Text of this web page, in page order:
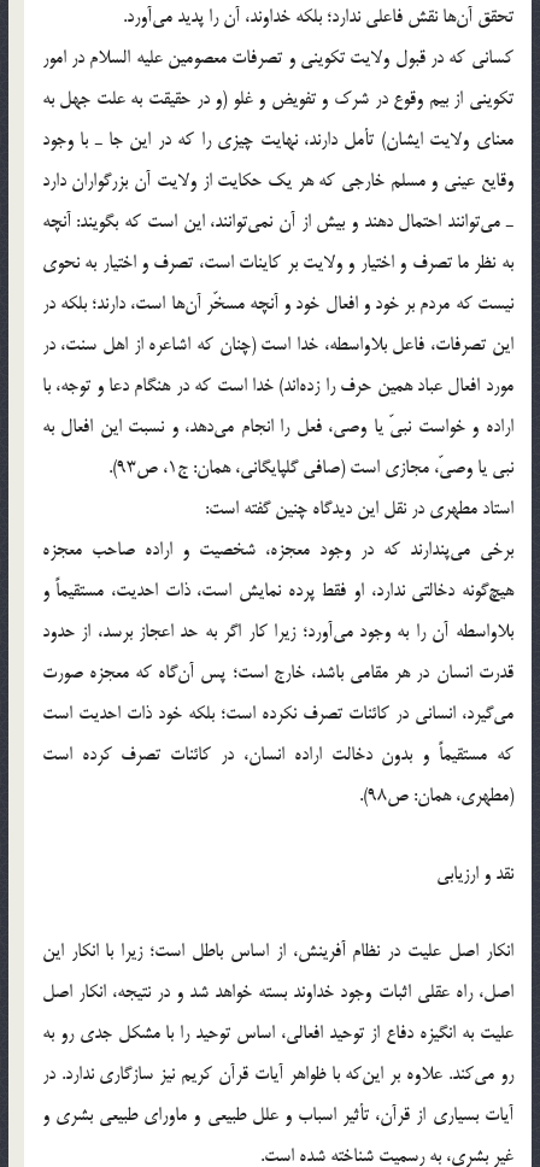
تحقق آن‌ها نقش فاعلي ندارد؛ بلكه خداوند، آن را پديد مي‌آورد.
كساني كه در قبول ولايت تكويني و تصرفات معصومين عليه السلام در امور
تكويني از بيم وقوع در شرك و تفويض و غلو (و در حقيقت به علت جهل به
معناي ولايت ايشان) تأمل دارند، نهايت چيزي را كه در اين جا ـ با وجود
وقايع عيني و مسلم خارجي كه هر يك حكايت از ولايت آن بزرگواران دارد
ـ مي‌توانند احتمال دهند و بيش از آن نمي‌توانند، اين است كه بگويند: آنچه
به نظر ما تصرف و اختيار و ولايت بر كاينات است، تصرف و اختيار به نحوي
نيست كه مردم بر خود و افعال خود و آنچه مسخّر آن‌ها است، دارند؛ بلكه در
اين تصرفات، فاعل بلاواسطه، خدا است (چنان كه اشاعره از اهل سنت، در
مورد افعال عباد همين حرف را زده‌اند) خدا است كه در هنگام دعا و توجه، با
اراده و خواست نبيّ يا وصي، فعل را انجام مي‌دهد، و نسبت اين افعال به
نبي يا وصيّ، مجازي است (صافي گلپايگاني، همان: ج1، ص93).
استاد مطهري در نقل اين ديدگاه چنين گفته است:
برخي مي‌پندارند كه در وجود معجزه، شخصيت و اراده صاحب معجزه
هيچ‌گونه دخالتي ندارد، او فقط پرده نمايش است، ذات احديت، مستقيماً و
بلاواسطه آن را به وجود مي‌آورد؛ زيرا كار اگر به حد اعجاز برسد، از حدود
قدرت انسان در هر مقامي باشد، خارج است؛ پس آن‌گاه كه معجزه صورت
مي‌گيرد، انساني در كائنات تصرف نكرده است؛ بلكه خود ذات احديت است
كه مستقيماً و بدون دخالت اراده انسان، در كائنات تصرف كرده است
(مطهري، همان: ص98).
نقد و ارزيابي
انكار اصل عليت در نظام آفرينش، از اساس باطل است؛ زيرا با انكار اين
اصل، راه عقلي اثبات وجود خداوند بسته خواهد شد و در نتيجه، انكار اصل
عليت به انگيزه دفاع از توحيد افعالي، اساس توحيد را با مشكل جدي رو به
رو مي‌كند. علاوه بر اين‌كه با ظواهر آيات قرآن كريم نيز سازگاري ندارد. در
آيات بسياري از قرآن، تأثير اسباب و علل طبيعي و ماوراي طبيعي بشري و
غير بشري، به رسميت شناخته شده است.